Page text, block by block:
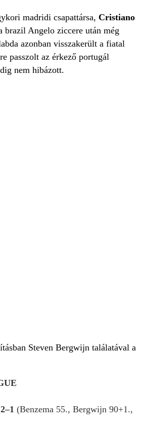
madridi csapattársa, Cristiano
brazil Angelo ziccere után még
azonban visszakerült a fiatal
passzolt az érkező portugál
nem hibázott.
Steven Bergwijn találatával a
(Benzema 55., Bergwijn 90+1.,